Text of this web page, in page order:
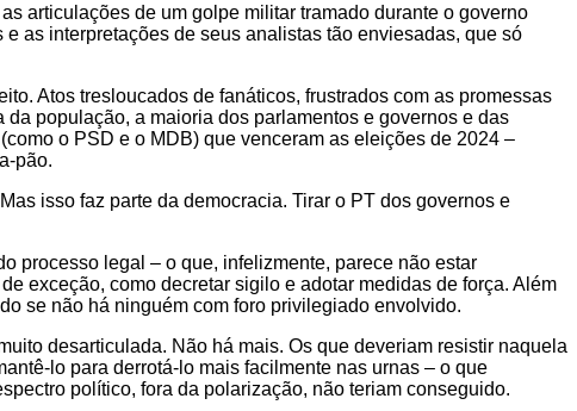
articulações de um golpe militar tramado durante o governo
as interpretações de seus analistas tão enviesadas, que só
Atos tresloucados de fanáticos, frustrados com as promessas
população, a maioria dos parlamentos e governos e das
o PSD e o MDB) que venceram as eleições de 2024 –
pão.
isso faz parte da democracia. Tirar o PT dos governos e
processo legal – o que, infelizmente, parece não estar
exceção, como decretar sigilo e adotar medidas de força. Além
se não há ninguém com foro privilegiado envolvido.
desarticulada. Não há mais. Os que deveriam resistir naquela
lo para derrotá-lo mais facilmente nas urnas – o que
político, fora da polarização, não teriam conseguido.